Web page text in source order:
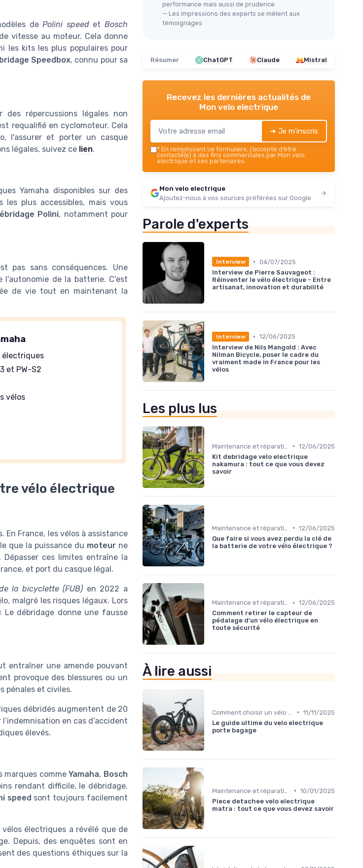
dePolini speedet Bosch
vitesse au moteur. Cela donne
les kits les plus populaires pour
Speedbox, connu pour sa
répercussions légales non
requalifié en cyclomoteur. Cela
l'assurer et porter un casque
légales, suivez ce lien.
Yamaha disponibles sur des
les plus accessibles, mais vous
Polini, notamment pour
pas sans conséquences. Une
de la batterie. C'est
de vie tout en maintenant la
électriques
et PW-S2
vélos
vélo électrique
En France, les vélos à assistance
que la puissance du moteurne
ces limites entraîne la
et port du casque légal.
la bicyclette (FUB) en 2022 a
malgré les risques légaux. Lors
débridage donne une fausse
entraîner une amende pouvant
provoque des blessures ou un
pénales et civiles.
débridés augmentent de 20
en cas d’accident
élevés.
marques commeYamaha, Bosch
rendant difficile, le débridage.
speed sont toujours facilement
électriques a révélé que de
Depuis, des enquêtes sont en
des questions éthiques sur la
performance mais aussi de prudence
— Les impressions des experts se mêlent aux
témoignages
Résumer ChatGPT Claude Mistral
Recevez les dernières actualités de
Mon velo electrique
➔ Je m'inscris
* En remplissant ce formulaire, j’accepte d’être
contacté(e) à des fins commerciales par Mon velo
electrique et ses partenaires.
Mon velo electrique
Ajoutez-nous à vos sources préférées sur Google
Parole d'experts
Interview • 04/07/2025
Interview de Pierre Sauvageot :
Réinventer le vélo électrique - Entre
artisanat, innovation et durabilité
Interview • 12/06/2025
Interview de Nils Mangold : Avec
Nilman Bicycle, poser le cadre du
vraiment made in France pour les
vélos
Les plus lus
• 12/06/2025
Kit debridage velo electrique
nakamura : tout ce que vous devez
savoir
• 12/06/2025
Que faire si vous avez perdu la clé de
la batterie de votre vélo électrique ?
Maintenance et réparation • 12/06/2025
Comment retirer le capteur de
pédalage d'un vélo électrique en
toute sécurité
À lire aussi
• 11/11/2025
Le guide ultime du velo electrique
porte bagage
• 10/01/2025
Piece detachee velo electrique
matra : tout ce que vous devez savoir